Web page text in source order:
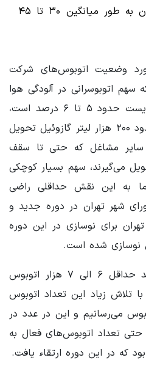
خطوط عادی نیز شهروندان به طور میانگین ۳۰ تا ۴۵
وضعیت اتوبوس‌های شرکت
سهم اتوبوسرانی در آلودگی هوا
طبق گزارش سازمان محیط‌زیست حدود ۵ تا ۶ درصد است،
گفت: ما به صورت روزانه حدود ۲۰۰ هزار لیتر گازوئیل تحویل
سایر مشاغل که حتی تا سقف
تحویل می‌گیرند، سهم بسیار کوچکی
ما به این نقش حداقلی راضی
شهر تهران در دوره جدید و
تهران برای نوسازی در این دوره
به گفته وی، شهر تهران باید حداقل ۶ الی ۷ هزار اتوبوس
تلاش زیاد این تعداد اتوبوس
دستگاه اتوبوس می‌رسانیم و این در عدد در
تعداد اتوبوس‌های فعال به